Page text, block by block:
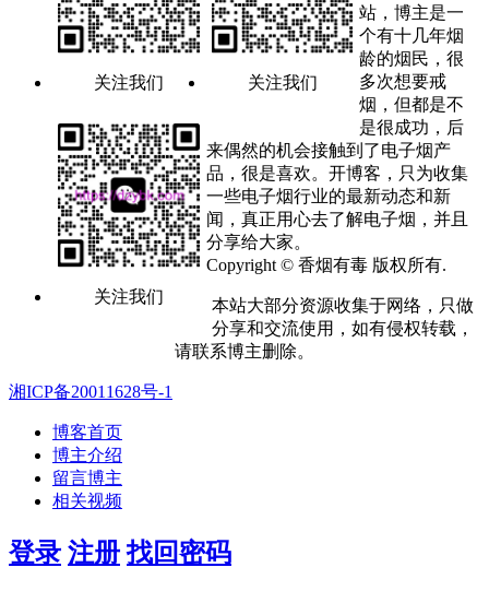
关注我们 关注我们
关注我们
站，博主是一
个有十几年烟
龄的烟民，很
多次想要戒
烟，但都是不
是很成功，后
来偶然的机会接触到了电子烟产
品，很是喜欢。开博客，只为收集
一些电子烟行业的最新动态和新
闻，真正用心去了解电子烟，并且
分享给大家。
Copyright © 香烟有毒 版权所有.
本站大部分资源收集于网络，只做
分享和交流使用，如有侵权转载，
请联系博主删除。
湘ICP备20011628号-1
博客首页
博主介绍
留言博主
相关视频
登录 注册 找回密码